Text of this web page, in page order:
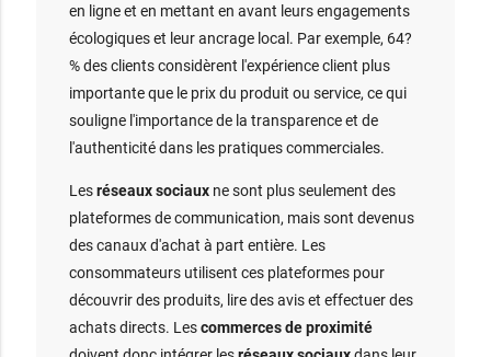
en ligne et en mettant en avant leurs engagements
écologiques et leur ancrage local. Par exemple, 64?
% des clients considèrent l'expérience client plus
importante que le prix du produit ou service, ce qui
souligne l'importance de la transparence et de
l'authenticité dans les pratiques commerciales.
Lesréseaux sociaux ne sont plus seulement des
plateformes de communication, mais sont devenus
des canaux d'achat à part entière. Les
consommateurs utilisent ces plateformes pour
découvrir des produits, lire des avis et effectuer des
achats directs. Lescommerces de proximité